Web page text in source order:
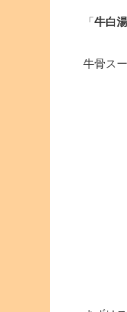
「 牛白湯
牛骨ス